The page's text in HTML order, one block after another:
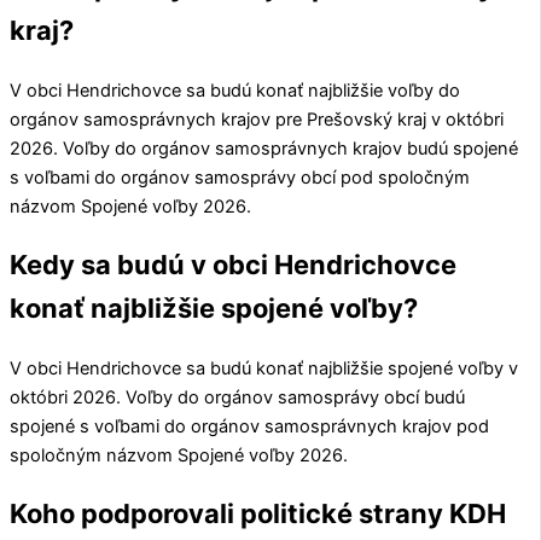
kraj?
V obci Hendrichovce sa budú konať najbližšie voľby do
orgánov samosprávnych krajov pre Prešovský kraj v októbri
2026. Voľby do orgánov samosprávnych krajov budú spojené
s voľbami do orgánov samosprávy obcí pod spoločným
názvom Spojené voľby 2026.
Kedy sa budú v obci Hendrichovce
konať najbližšie spojené voľby?
V obci Hendrichovce sa budú konať najbližšie spojené voľby v
októbri 2026. Voľby do orgánov samosprávy obcí budú
spojené s voľbami do orgánov samosprávnych krajov pod
spoločným názvom Spojené voľby 2026.
Koho podporovali politické strany KDH